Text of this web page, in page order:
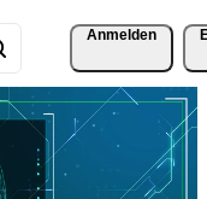
Anmelden